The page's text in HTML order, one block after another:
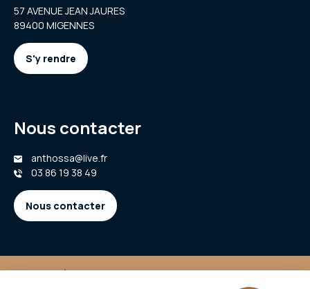
57 AVENUE JEAN JAURES
89400 MIGENNES
S'y rendre
Nous contacter
anthossa@live.fr
03 86 19 38 49
Nous contacter
Mentions légales
CGU